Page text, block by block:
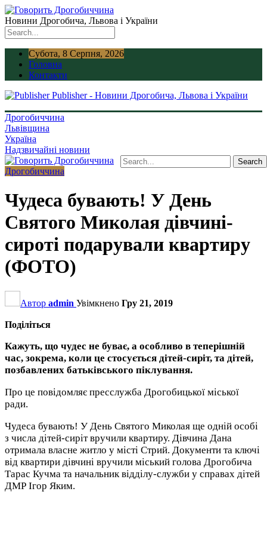
Новини Дрогобича, Львова і України
Субота, 8 Серпня, 2026
Головна
Контакти
Publisher - Новини Дрогобича, Львова і України
Дрогобиччина
Львівщина
Україна
Надзвичайні новини
Дрогобиччина
Чудеса бувають! У День
Святого Миколая дівчині-
сироті подарували квартиру
(ФОТО)
Автор admin Увімкнено Гру 21, 2019
Поділіться
Кажуть, що чудес не буває, а особливо в теперішній
час, зокрема, коли це стосується дітей-сиріт, та дітей,
позбавлених батьківського піклування.
Про це повідомляє пресслужба Дрогобицької міської
ради.
Чудеса бувають! У День Святого Миколая ще одній особі
з числа дітей-сиріт вручили квартиру. Дівчина Дана
отримала власне житло у місті Стрий. Документи та ключі
від квартири дівчині вручили міський голова Дрогобича
Тарас Кучма та начальник відділу-служби у справах дітей
ДМР Ігор Яким.